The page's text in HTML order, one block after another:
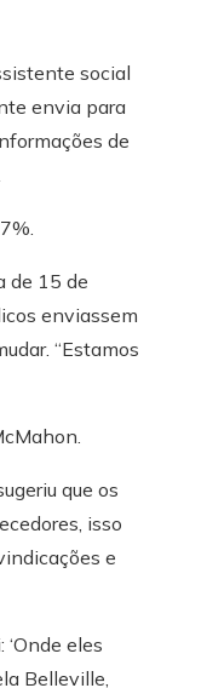
social
envia para
de
de 15 de
enviassem
“Estamos
que os
isso
e
eles
Belleville,